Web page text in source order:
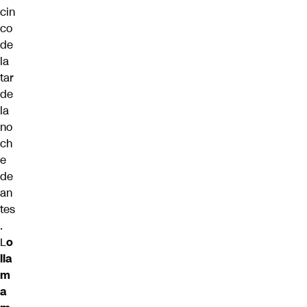
cin
co
de
la
tar
de
la
no
ch
e
de
an
tes
.
Lo
lla
m
a